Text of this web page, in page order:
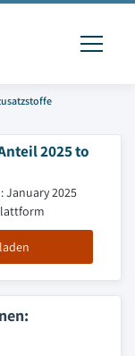
2025 to
2025